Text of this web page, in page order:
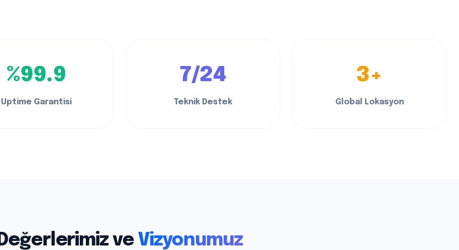
%99.9
Uptime Garantisi
7/24
Teknik Destek
3+
Global Lokasyon
Değerlerimiz ve Vizyonumuz